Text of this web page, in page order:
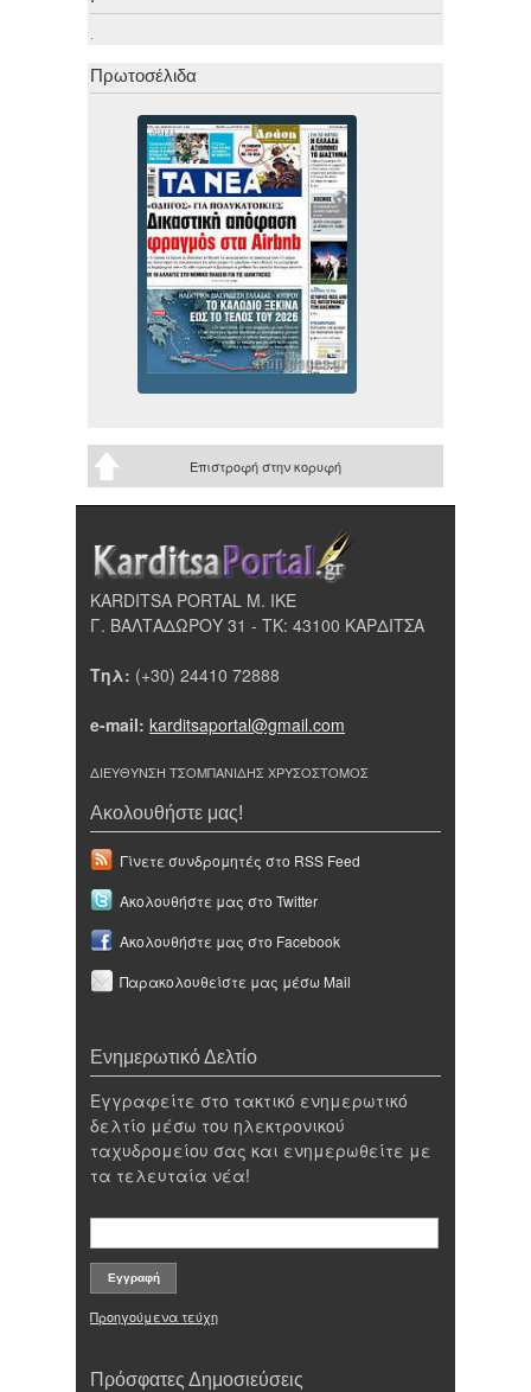
.
Πρωτοσέλιδα
Επιστροφή στην κορυφή
KARDITSA PORTAL Μ. ΙΚΕ
Γ. ΒΑΛΤΑΔΩΡΟΥ 31 - ΤΚ: 43100 ΚΑΡΔΙΤΣΑ
Τηλ: (+30) 24410 72888
e-mail: karditsaportal@gmail.com
ΔΙΕΥΘΥΝΣΗ ΤΣΟΜΠΑΝΙΔΗΣ ΧΡΥΣΟΣΤΟΜΟΣ
Ακολουθήστε μας!
Γίνετε συνδρομητές στο RSS Feed
Ακολουθήστε μας στο Twitter
Ακολουθήστε μας στο Facebook
Παρακολουθείστε μας μέσω Mail
Ενημερωτικό Δελτίο
Εγγραφείτε στο τακτικό ενημερωτικό
δελτίο μέσω του ηλεκτρονικού
ταχυδρομείου σας και ενημερωθείτε με
τα τελευταία νέα!
Προηγούμενα τεύχη
Πρόσφατες Δημοσιεύσεις